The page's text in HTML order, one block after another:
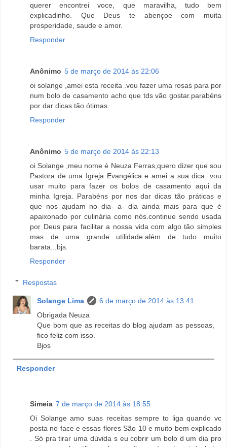
querer encontrei voce, que maravilha, tudo bem
explicadinho. Que Deus te abençoe com muita
prosperidade, saude e amor.
Responder
Anônimo 5 de março de 2014 às 22:06
oi solange ,amei esta receita .vou fazer uma rosas para por
num bolo de casamento acho que tds vão gostar.parabéns
por dar dicas tão ótimas.
Responder
Anônimo 5 de março de 2014 às 22:13
oi Solange ,meu nome é Neuza Ferras,quero dizer que sou
Pastora de uma Igreja Evangélica e amei a sua dica. vou
usar muito para fazer os bolos de casamento aqui da
minha Igreja. Parabéns por nos dar dicas tão práticas e
que nos ajudam no dia- a- dia ainda mais para que é
apaixonado por culinária como nós.continue sendo usada
por Deus para facilitar a nossa vida com algo tão simples
mas de uma grande utilidade.além de tudo muito
barata...bjs.
Responder
Respostas
Solange Lima
6 de março de 2014 às 13:41
Obrigada Neuza
Que bom que as receitas do blog ajudam as pessoas,
fico feliz com isso.
Bjos
Responder
Simeia 7 de março de 2014 às 18:55
Oi Solange amo suas receitas sempre to liga quando vc
posta no face e essas flores São 10 e muito bem explicado
. Só pra tirar uma dúvida s eu cobrir um bolo d um dia pro